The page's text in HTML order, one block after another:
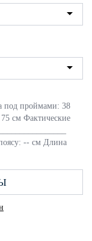
под проймами: 38
см Фактические
-- см Длина